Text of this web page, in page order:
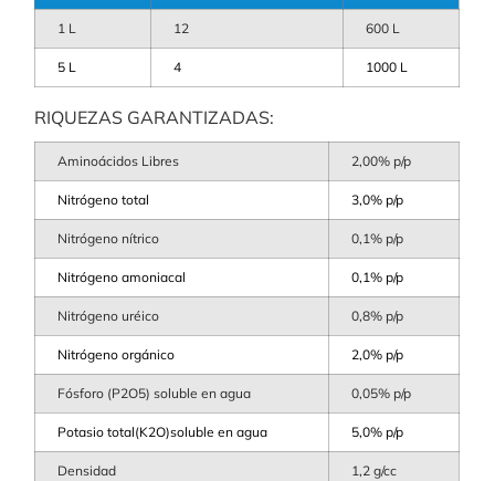
1 L 12 600 L
5 L 4 1000 L
RIQUEZAS GARANTIZADAS:
Aminoácidos Libres 2,00% p/p
Nitrógeno total 3,0% p/p
Nitrógeno nítrico 0,1% p/p
Nitrógeno amoniacal 0,1% p/p
Nitrógeno uréico 0,8% p/p
Nitrógeno orgánico 2,0% p/p
Fósforo (P2O5) soluble en agua 0,05% p/p
Potasio total(K2O)soluble en agua 5,0% p/p
Densidad 1,2 g/cc